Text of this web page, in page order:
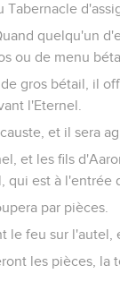
quelqu'un
ou de menu
gros bétail, il
l'Eternel.
et il sera
et les fils
est à l'entrée
par pièces.
le feu sur l'autel,
les pièces,